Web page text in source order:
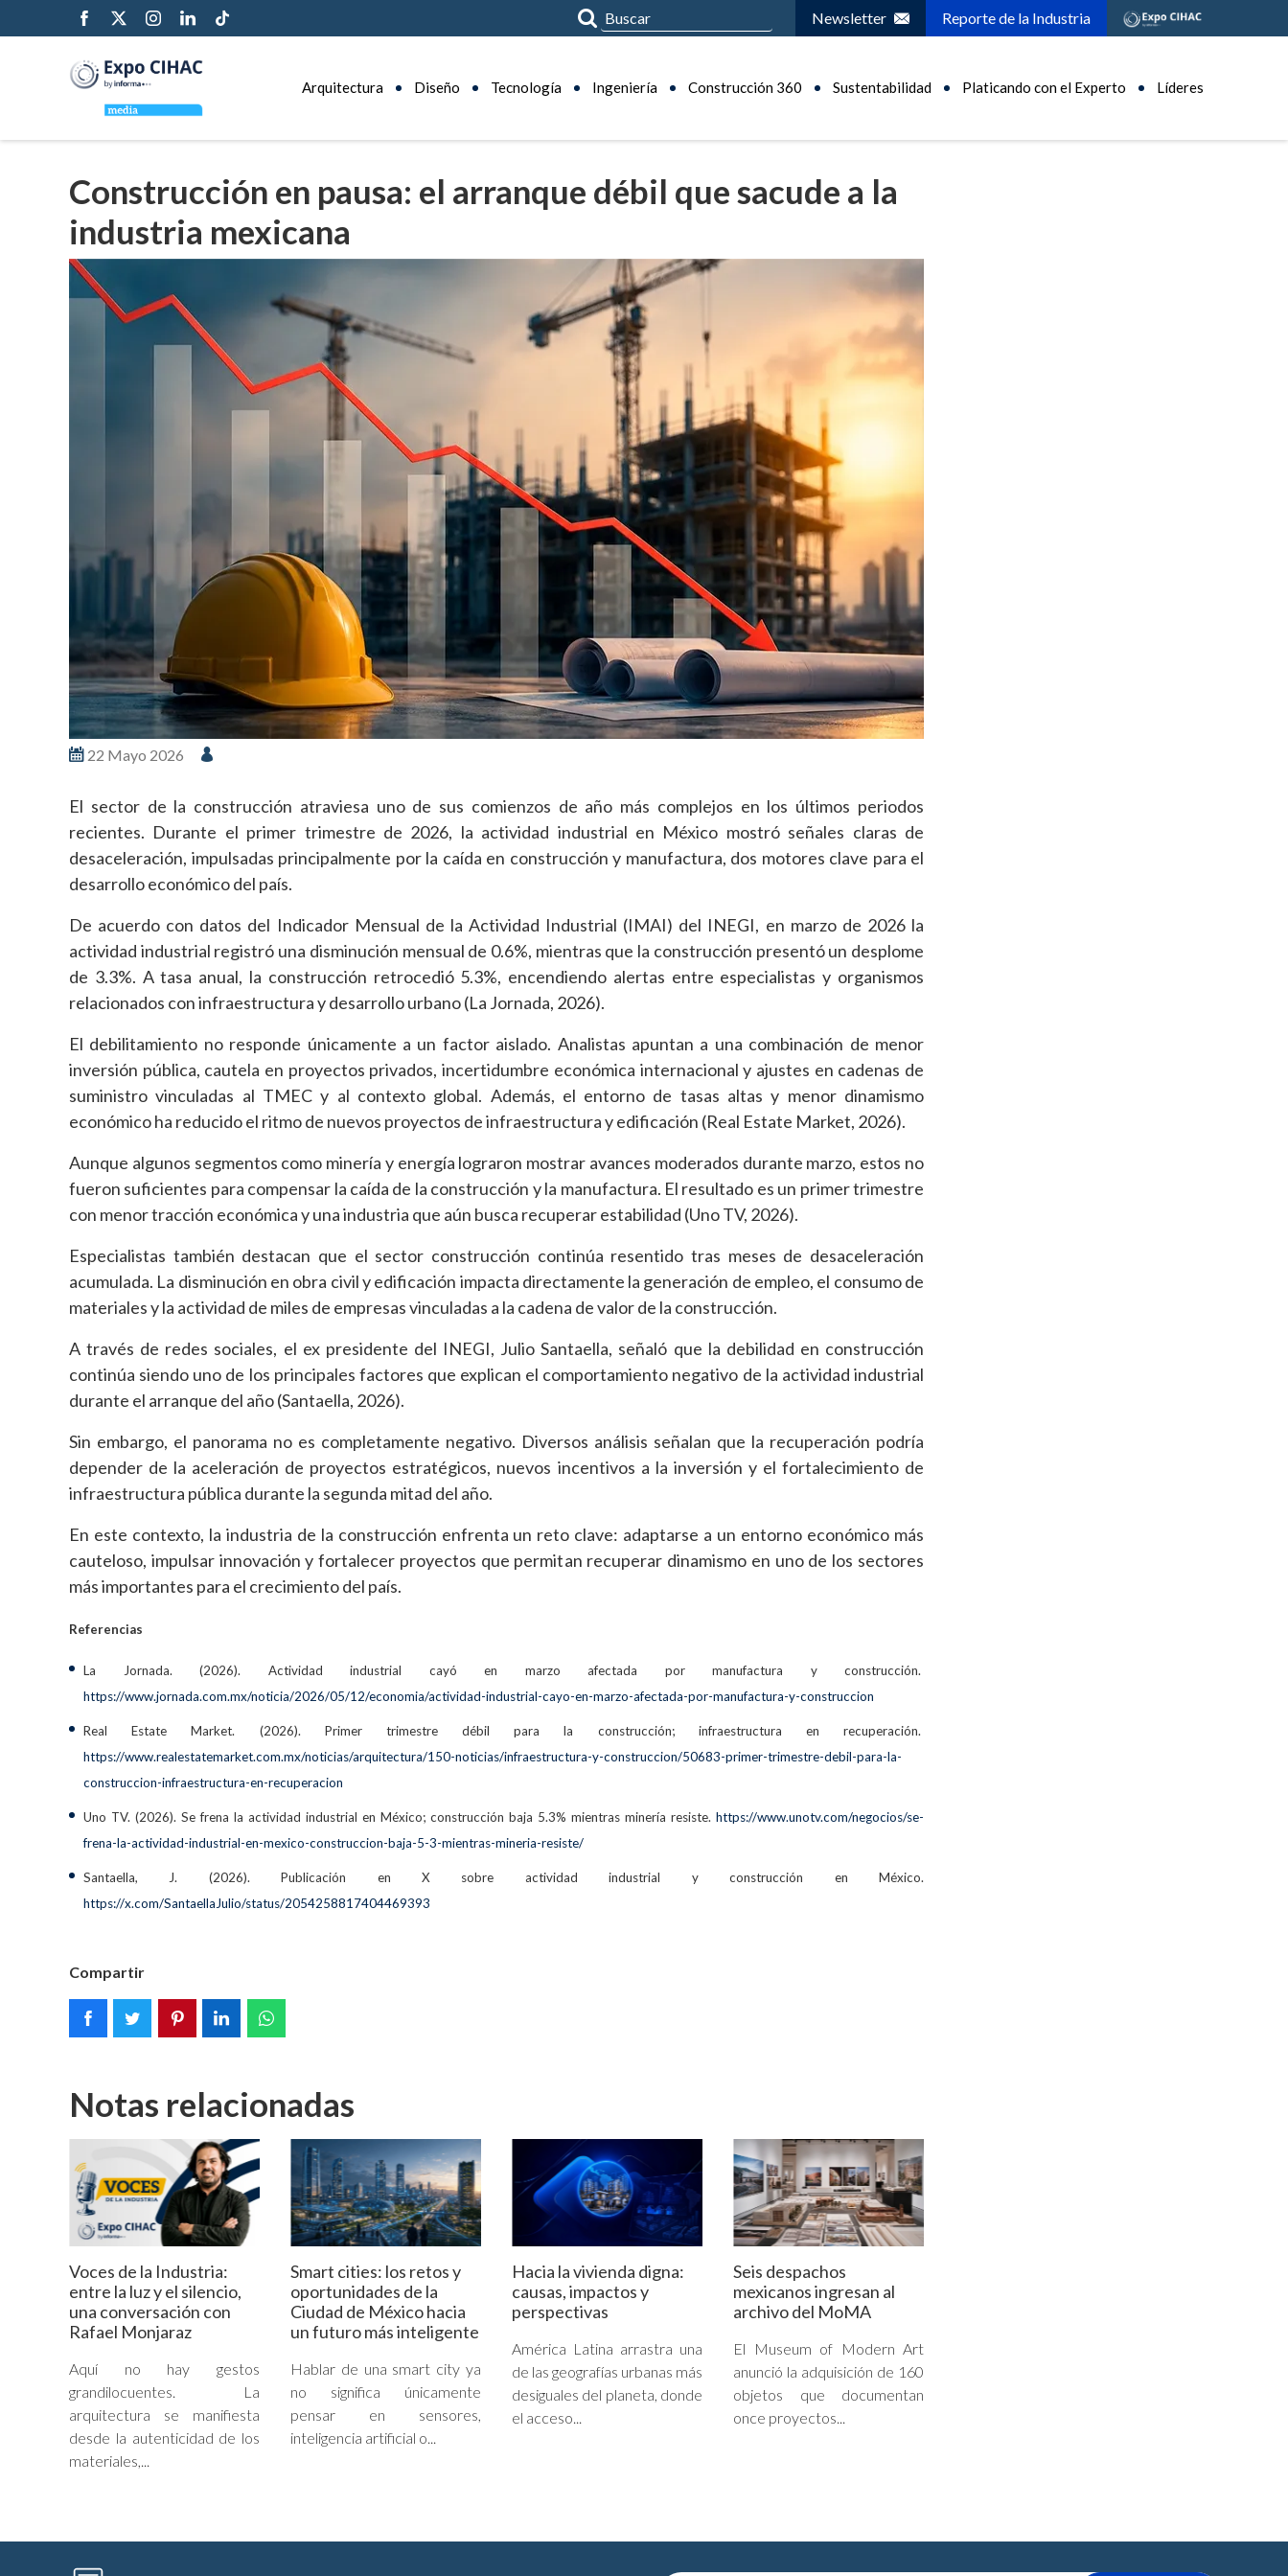
Newsletter Reporte de la Industria
Arquitectura Diseño Tecnología Ingeniería Construcción 360 Sustentabilidad Platicando con el Experto Líderes
Construcción en pausa: el arranque débil que sacude a la
industria mexicana
22 Mayo 2026
El sector de la construcción atraviesa uno de sus comienzos de año más complejos en los últimos periodos
recientes. Durante el primer trimestre de 2026, la actividad industrial en México mostró señales claras de
desaceleración, impulsadas principalmente por la caída en construcción y manufactura, dos motores clave para el
desarrollo económico del país.
De acuerdo con datos del Indicador Mensual de la Actividad Industrial (IMAI) del INEGI, en marzo de 2026 la
actividad industrial registró una disminución mensual de 0.6%, mientras que la construcción presentó un desplome
de 3.3%. A tasa anual, la construcción retrocedió 5.3%, encendiendo alertas entre especialistas y organismos
relacionados con infraestructura y desarrollo urbano (La Jornada, 2026).
El debilitamiento no responde únicamente a un factor aislado. Analistas apuntan a una combinación de menor
inversión pública, cautela en proyectos privados, incertidumbre económica internacional y ajustes en cadenas de
suministro vinculadas al TMEC y al contexto global. Además, el entorno de tasas altas y menor dinamismo
económico ha reducido el ritmo de nuevos proyectos de infraestructura y edificación (Real Estate Market, 2026).
Aunque algunos segmentos como minería y energía lograron mostrar avances moderados durante marzo, estos no
fueron suficientes para compensar la caída de la construcción y la manufactura. El resultado es un primer trimestre
con menor tracción económica y una industria que aún busca recuperar estabilidad (Uno TV, 2026).
Especialistas también destacan que el sector construcción continúa resentido tras meses de desaceleración
acumulada. La disminución en obra civil y edificación impacta directamente la generación de empleo, el consumo de
materiales y la actividad de miles de empresas vinculadas a la cadena de valor de la construcción.
A través de redes sociales, el ex presidente del INEGI, Julio Santaella, señaló que la debilidad en construcción
continúa siendo uno de los principales factores que explican el comportamiento negativo de la actividad industrial
durante el arranque del año (Santaella, 2026).
Sin embargo, el panorama no es completamente negativo. Diversos análisis señalan que la recuperación podría
depender de la aceleración de proyectos estratégicos, nuevos incentivos a la inversión y el fortalecimiento de
infraestructura pública durante la segunda mitad del año.
En este contexto, la industria de la construcción enfrenta un reto clave: adaptarse a un entorno económico más
cauteloso, impulsar innovación y fortalecer proyectos que permitan recuperar dinamismo en uno de los sectores
más importantes para el crecimiento del país.
Referencias
La Jornada. (2026). Actividad industrial cayó en marzo afectada por manufactura y construcción.
https://www.jornada.com.mx/noticia/2026/05/12/economia/actividad-industrial-cayo-en-marzo-afectada-por-manufactura-y-construccion
Real Estate Market. (2026). Primer trimestre débil para la construcción; infraestructura en recuperación.
https://www.realestatemarket.com.mx/noticias/arquitectura/150-noticias/infraestructura-y-construccion/50683-primer-trimestre-debil-para-la-
construccion-infraestructura-en-recuperacion
Uno TV. (2026). Se frena la actividad industrial en México; construcción baja 5.3% mientras minería resiste. https://www.unotv.com/negocios/se-
frena-la-actividad-industrial-en-mexico-construccion-baja-5-3-mientras-mineria-resiste/
Santaella, J. (2026). Publicación en X sobre actividad industrial y construcción en México.
https://x.com/SantaellaJulio/status/2054258817404469393
Compartir
Notas relacionadas
Voces de la Industria:
entre la luz y el silencio,
una conversación con
Rafael Monjaraz
Aquí no hay gestos
grandilocuentes. La
arquitectura se manifiesta
desde la autenticidad de los
materiales,...
Smart cities: los retos y
oportunidades de la
Ciudad de México hacia
un futuro más inteligente
Hablar de una smart city ya
no significa únicamente
pensar en sensores,
inteligencia artificial o...
Hacia la vivienda digna:
causas, impactos y
perspectivas
América Latina arrastra una
de las geografías urbanas más
desiguales del planeta, donde
el acceso...
Seis despachos
mexicanos ingresan al
archivo del MoMA
El Museum of Modern Art
anunció la adquisición de 160
objetos que documentan
once proyectos...